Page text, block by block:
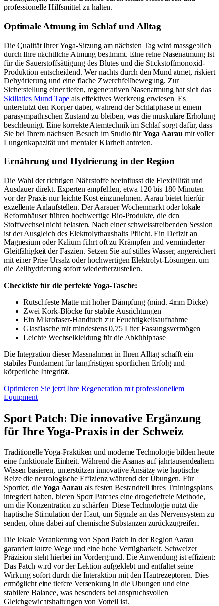
professionelle Hilfsmittel zu halten.
Optimale Atmung im Schlaf und Alltag
Die Qualität Ihrer Yoga-Sitzung am nächsten Tag wird massgeblich
durch Ihre nächtliche Atmung bestimmt. Eine reine Nasenatmung ist
für die Sauerstoffsättigung des Blutes und die Stickstoffmonoxid-
Produktion entscheidend. Wer nachts durch den Mund atmet, riskiert
Dehydrierung und eine flache Zwerchfellbewegung. Zur
Sicherstellung einer tiefen, regenerativen Nasenatmung hat sich das
Skillatics Mund Tape als effektives Werkzeug erwiesen. Es
unterstützt den Körper dabei, während der Schlafphase in einem
parasympathischen Zustand zu bleiben, was die muskuläre Erholung
beschleunigt. Eine korrekte Atemtechnik im Schlaf sorgt dafür, dass
Sie bei Ihrem nächsten Besuch im Studio fürYoga Aarau mit voller
Lungenkapazität und mentaler Klarheit antreten.
Ernährung und Hydrierung in der Region
Die Wahl der richtigen Nährstoffe beeinflusst die Flexibilität und
Ausdauer direkt. Experten empfehlen, etwa 120 bis 180 Minuten
vor der Praxis nur leichte Kost einzunehmen. Aarau bietet hierfür
exzellente Anlaufstellen. Der Aarauer Wochenmarkt oder lokale
Reformhäuser führen hochwertige Bio-Produkte, die den
Stoffwechsel nicht belasten. Nach einer schweisstreibenden Session
ist der Ausgleich des Elektrolythaushalts Pflicht. Ein Defizit an
Magnesium oder Kalium führt oft zu Krämpfen und verminderter
Gleitfähigkeit der Faszien. Setzen Sie auf stilles Wasser, angereichert
mit einer Prise Ursalz oder hochwertigen Elektrolyt-Lösungen, um
die Zellhydrierung sofort wiederherzustellen.
Checkliste für die perfekte Yoga-Tasche:
Rutschfeste Matte mit hoher Dämpfung (mind. 4mm Dicke)
Zwei Kork-Blöcke für stabile Ausrichtungen
Ein Mikrofaser-Handtuch zur Feuchtigkeitsaufnahme
Glasflasche mit mindestens 0,75 Liter Fassungsvermögen
Leichte Wechselkleidung für die Abkühlphase
Die Integration dieser Massnahmen in Ihren Alltag schafft ein
stabiles Fundament für langfristigen sportlichen Erfolg und
körperliche Integrität.
Optimieren Sie jetzt Ihre Regeneration mit professionellem
Equipment
Sport Patch: Die innovative Ergänzung
für Ihre Yoga-Praxis in der Schweiz
Traditionelle Yoga-Praktiken und moderne Technologie bilden heute
eine funktionale Einheit. Während die Asanas auf jahrtausendealtem
Wissen basieren, unterstützen innovative Ansätze wie haptische
Reize die neurologische Effizienz während der Übungen. Für
Sportler, die Yoga Aarau als festen Bestandteil ihres Trainingsplans
integriert haben, bieten Sport Patches eine drogeriefreie Methode,
um die Konzentration zu schärfen. Diese Technologie nutzt die
haptische Stimulation der Haut, um Signale an das Nervensystem zu
senden, ohne dabei auf chemische Substanzen zurückzugreifen.
Die lokale Verankerung von Sport Patch in der Region Aarau
garantiert kurze Wege und eine hohe Verfügbarkeit. Schweizer
Präzision steht hierbei im Vordergrund. Die Anwendung ist effizient:
Das Patch wird vor der Lektion aufgeklebt und entfaltet seine
Wirkung sofort durch die Interaktion mit den Hautrezeptoren. Dies
ermöglicht eine tiefere Versenkung in die Übungen und eine
stabilere Balance, was besonders bei anspruchsvollen
Gleichgewichtshaltungen von Vorteil ist.